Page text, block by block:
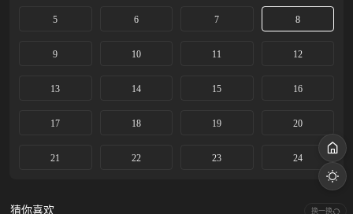
5 6 7 8
9 10 11 12
13 14 15 16
17 18 19 20
21 22 23 24
猜你喜欢 换一换